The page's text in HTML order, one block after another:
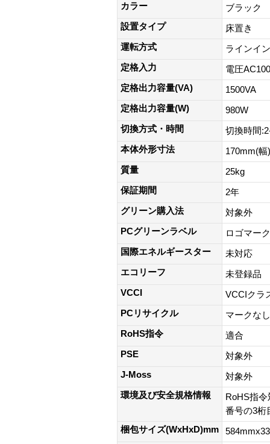
カラー
ブラック
設置タイプ
床置き
運転方式
ラインイ
定格入力
電圧
定格出力容量(VA)
1500VA
定格出力容量(W)
980W
切換方式・時間
切換時間
本体外形寸法
170mm(
質量
25kg
保証期間
2年
グリーン購入法
対象外
PCグリーンラベル
ロゴマー
国際エネルギースター
未対応
エコリーフ
未登録品
VCCI
VCCIクラ
PCリサイクル
マークなし
RoHS指令
適合
PSE
対象外
J-Moss
対象外
環境及び安全規格情報
RoHS指
番号の3桁
梱包サイズ(WxHxD)mm